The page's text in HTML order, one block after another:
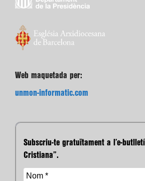
Web maquetada per:
unmon-informatic.com
Subscriu-te gratuïtament a l’e-
Cristiana”.